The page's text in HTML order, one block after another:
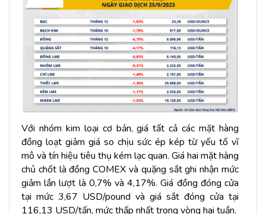
Với nhóm kim loại cơ bản, giá tất cả các mặt hàng
đồng loạt giảm giá so chịu sức ép kép từ yếu tố vĩ
mô và tín hiệu tiêu thụ kém lạc quan. Giá hai mặt hàng
chủ chốt là đồng COMEX và quặng sắt ghi nhận mức
giảm lần lượt là 0,7% và 4,17%. Giá đồng đóng cửa
tại mức 3,67 USD/pound và giá sắt đóng cửa tại
116,13 USD/tấn, mức thấp nhất trong vòng hai tuần.